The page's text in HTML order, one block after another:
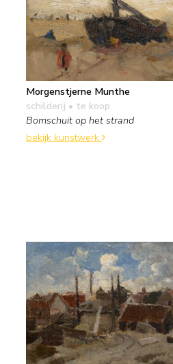
Morgenstjerne Munthe
schilderij • te koop
Bomschuit op het strand
bekijk kunstwerk